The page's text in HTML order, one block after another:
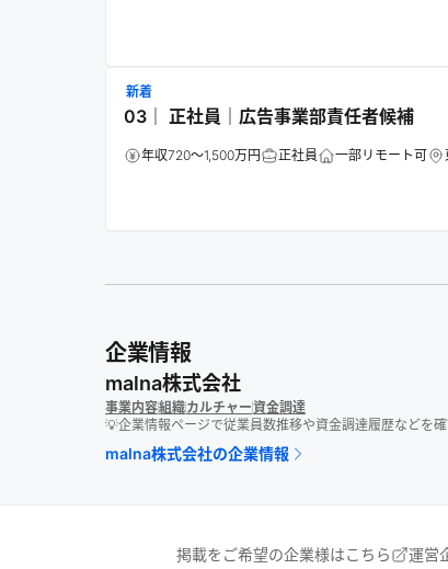
新着
03｜ 正社員｜広告事業部責任者候補
年収720～1,500万円 正社員 一部リモート可
企業情報
malna株式会社
事業内容組織カルチャー資金調達
💡企業情報ページで従業員数推移や資金調達履歴などを確
malna株式会社の企業情報
掲載をご希望の企業様はこちら 運営